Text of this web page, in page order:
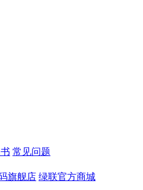
常见问题
旗舰店 绿联官方商城